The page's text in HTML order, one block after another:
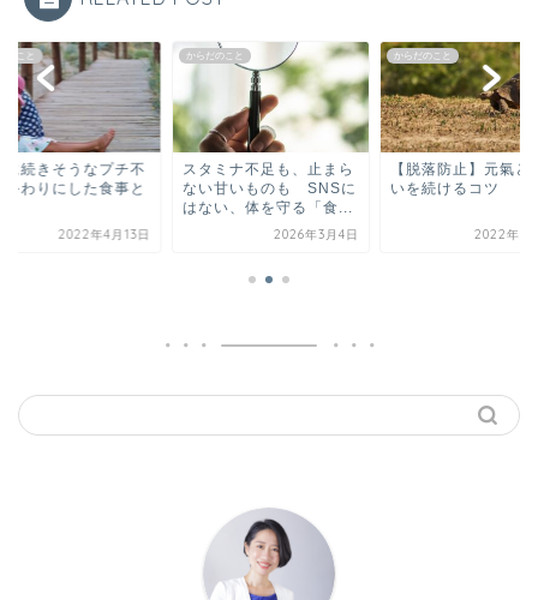
のこと
に続きそうなプチ不
終わりにした食事と
2022年4月13日
からだのこと
スタミナ不足も、止まら
ない甘いものも SNSに
はない、体を守る「食...
2026年3月4日
からだのこと
【脱落防止】元氣と
いを続けるコツ
2022年5